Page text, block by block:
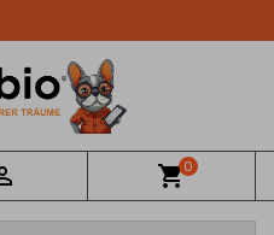
shopping_cart0